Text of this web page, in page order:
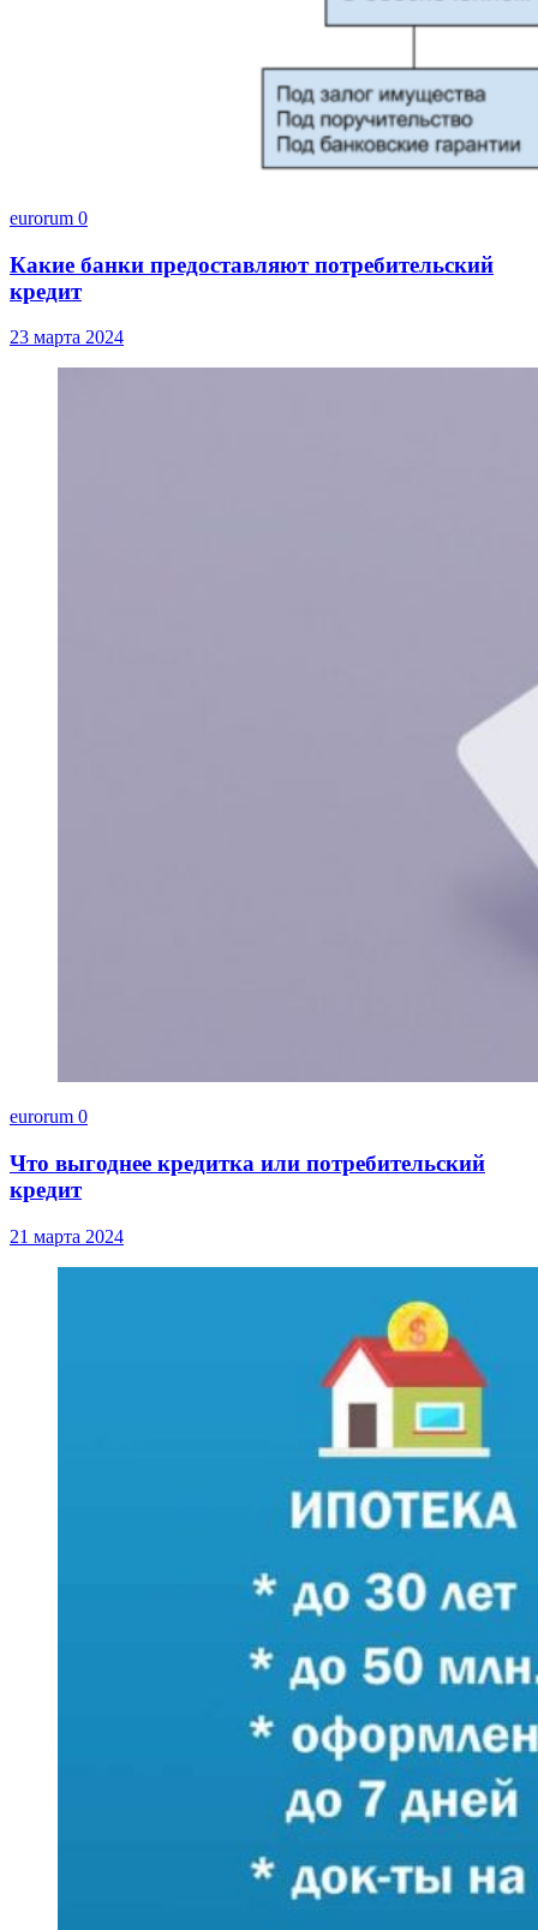
eurorum 0
Какие банки предоставляют потребительский
кредит
23 марта 2024
eurorum 0
Что выгоднее кредитка или потребительский
кредит
21 марта 2024